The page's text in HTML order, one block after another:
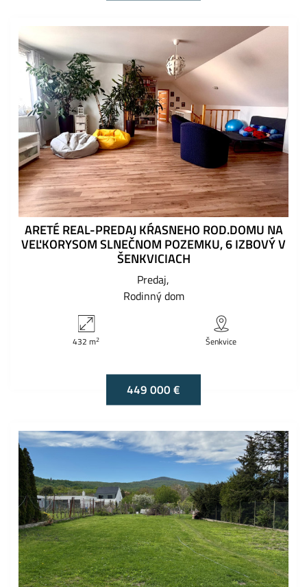
ARETÉ REAL-PREDAJ KŔASNEHO ROD.DOMU NA
VEĽKORYSOM SLNEČNOM POZEMKU, 6 IZBOVÝ V
ŠENKVICIACH
Predaj
Rodinný dom
432 m2 Šenkvice
449 000 €